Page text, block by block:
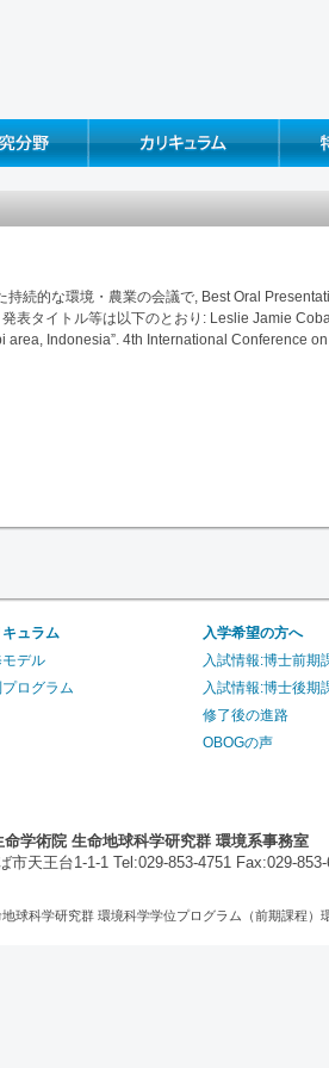
続的な環境・農業の会議で, Best Oral
表タイトル等は以下のとおり: Leslie Jamie
area, Indonesia”. 4th International Conference
キュラム
モデル
ログラム
入学希望の方へ
入試情報:博士前期
入試情報:博士後期
修了後の進路
OBOGの声
学術院 生命地球科学研究群 環境系事務室
天王台1-1-1 Tel:029-853-4751 Fax:029-853-
球科学研究群 環境科学学位プログラム（前期課程）